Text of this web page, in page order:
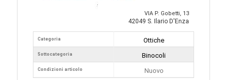
VIA P. Gobetti, 13
42049 S. Ilario D'Enza
Categoria
Sottocategoria
Condizioni articolo
Ottiche
Binocoli
Nuovo